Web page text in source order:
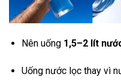
Nên uống 1,5–2 lít
Uống nước lọc thay vì